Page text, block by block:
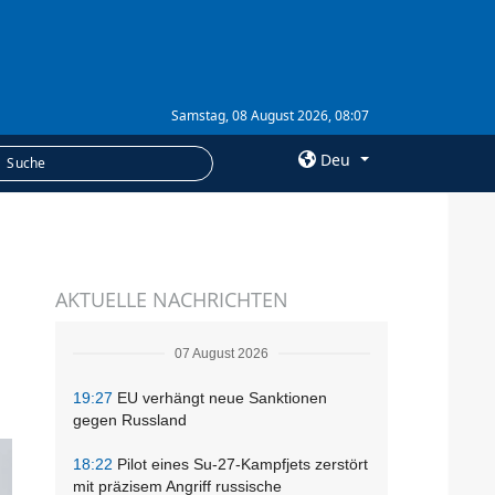
Samstag, 08 August 2026, 08:07
Deu
Abonnement
AKTUELLE NACHRICHTEN
07 August 2026
19:27 EU verhängt neue Sanktionen
gegen Russland
18:22 Pilot eines Su-27-Kampfjets zerstört
mit präzisem Angriff russische